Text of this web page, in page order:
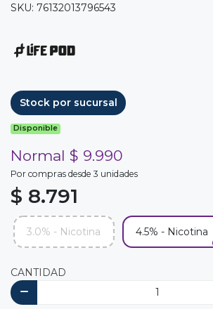
SKU: 76132013796543
Stock por sucursal
Disponible
Normal $ 9.990
Por compras desde 3 unidades
$ 8.791
3.0% - Nicotina 4.5% - Nicotina
CANTIDAD